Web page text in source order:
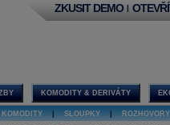
ZKUSIT DEMO |
KOMODITY & DERIVÁTY
KOMODITY SLOUPKY ROZHOVORY